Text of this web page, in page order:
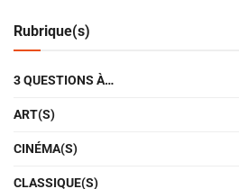
Rubrique(s)
3 QUESTIONS À…
ART(S)
CINÉMA(S)
CLASSIQUE(S)